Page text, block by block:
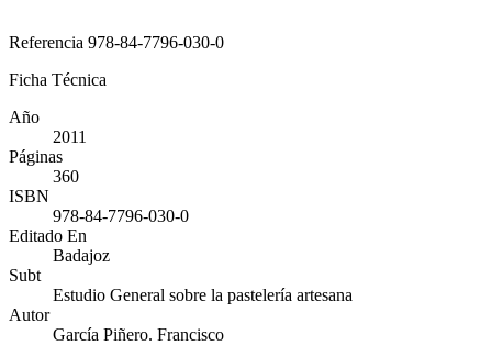
Referencia 978-84-7796-030-0
Ficha Técnica
Año
2011
Páginas
360
ISBN
978-84-7796-030-0
Editado En
Badajoz
Subt
Estudio General sobre la pastelería artesana
Autor
García Piñero. Francisco